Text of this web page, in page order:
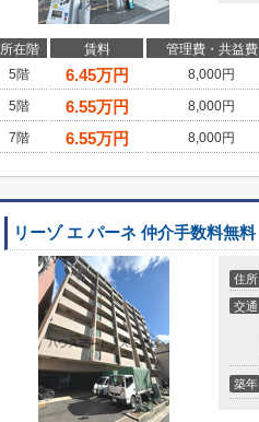
所在階 賃料 管理費・共益費
5階
6.45万円 8,000円
5階
6.55万円 8,000円
7階
6.55万円 8,000円
リーゾ エ パーネ 仲介手数料無料
住所
交通
築年